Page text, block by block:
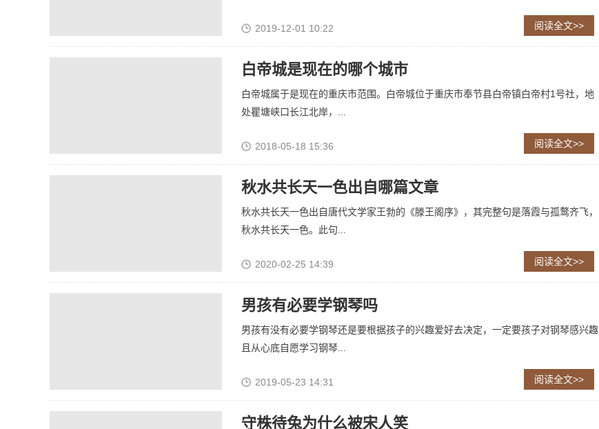
2019-12-01 10:22 阅读全文>>
白帝城是现在的哪个城市
白帝城属于是现在的重庆市范围。白帝城位于重庆市奉节县白帝镇白帝村1号社，地
处瞿塘峡口长江北岸，...
2018-05-18 15:36 阅读全文>>
秋水共长天一色出自哪篇文章
秋水共长天一色出自唐代文学家王勃的《滕王阁序》，其完整句是落霞与孤鹜齐飞，
秋水共长天一色。此句...
2020-02-25 14:39 阅读全文>>
男孩有必要学钢琴吗
男孩有没有必要学钢琴还是要根据孩子的兴趣爱好去决定，一定要孩子对钢琴感兴趣
且从心底自愿学习钢琴...
2019-05-23 14:31 阅读全文>>
守株待兔为什么被宋人笑